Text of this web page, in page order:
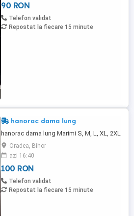
90 RON
Telefon validat
Repostat la fiecare 15 minute
hanorac dama lung
hanorac dama lung Marimi S, M, L, XL, 2XL
Oradea, Bihor
azi 16:40
100 RON
Telefon validat
Repostat la fiecare 15 minute